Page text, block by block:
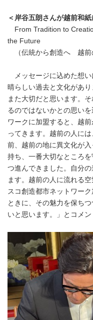
＜岸谷五朗さんが越前和
From Tradition to
the Future
（伝統から創造へ 越前
メッセージに込めた想い
晴らしい過去と文化があ
また大切だと思います。
るのではないかとの思い
ワークに加盟すると、越
ってきます。越前の人に
前、越前の地に異文化が
持ち、一番大切なところ
つ進んできました。自分
ます。越前の人に流れる
スコ創造都市ネットワー
ときに、その魅力を保ち
いと思います。」とコメン